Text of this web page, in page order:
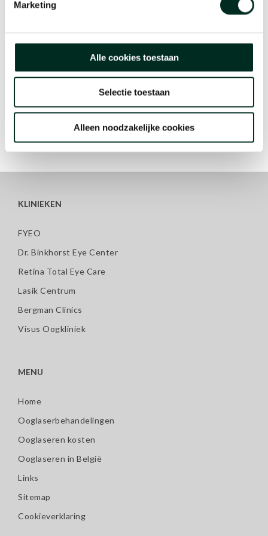
Marketing
Alle cookies toestaan
Selectie toestaan
Alleen noodzakelijke cookies
Vooronderzoek € 100,-
Wavefront / Personalised Treatment € 250,-
KLINIEKEN
FYEO
Dr. Binkhorst Eye Center
Retina Total Eye Care
Lasik Centrum
Bergman Clinics
Visus Oogkliniek
MENU
Home
Ooglaserbehandelingen
Ooglaseren kosten
Ooglaseren in België
Links
Sitemap
Cookieverklaring